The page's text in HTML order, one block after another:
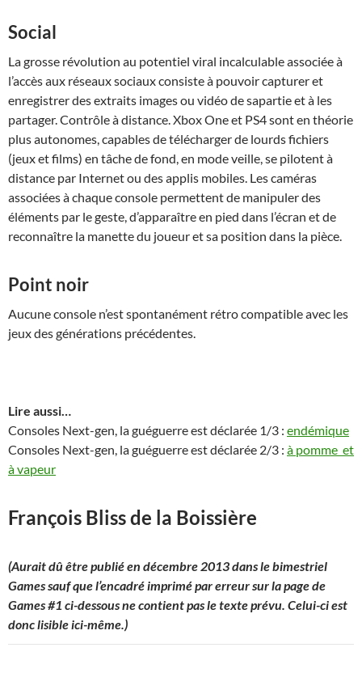
Social
La grosse révolution au potentiel viral incalculable associée à
l’accès aux réseaux sociaux consiste à pouvoir capturer et
enregistrer des extraits images ou vidéo de sapartie et à les
partager. Contrôle à distance. Xbox One et PS4 sont en théorie
plus autonomes, capables de télécharger de lourds fichiers
(jeux et films) en tâche de fond, en mode veille, se pilotent à
distance par Internet ou des applis mobiles. Les caméras
associées à chaque console permettent de manipuler des
éléments par le geste, d’apparaître en pied dans l’écran et de
reconnaître la manette du joueur et sa position dans la pièce.
Point noir
Aucune console n’est spontanément rétro compatible avec les
jeux des générations précédentes.
Lire aussi…
Consoles Next-gen, la guéguerre est déclarée 1/3 : endémique
Consoles Next-gen, la guéguerre est déclarée 2/3 : à pomme et
à vapeur
François Bliss de la Boissière
(Aurait dû être publié en décembre 2013 dans le bimestriel
Games sauf que l’encadré imprimé par erreur sur la page de
Games #1 ci-dessous ne contient pas le texte prévu. Celui-ci est
donc lisible ici-même.)